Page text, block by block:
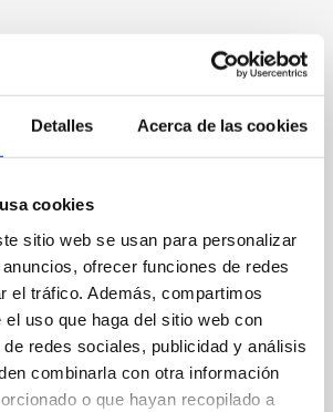
Detalles Acerca de las cookies
cookies
sitio web se usan para personalizar
ofrecer funciones de redes
el tráfico. Además, compartimos
el uso que haga del sitio web con
redes sociales, publicidad y análisis
combinarla con otra información
o que hayan recopilado a
km. 3. Urb. Las Brisas.